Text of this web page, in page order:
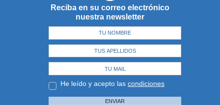
Reciba en su correo electrónico
nuestra newsletter
He leído y acepto las condiciones
ENVIAR